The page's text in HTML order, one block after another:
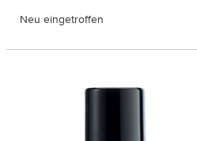
Neu eingetroffen